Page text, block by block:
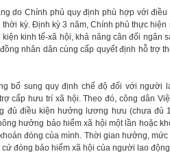
do Chính phủ quy định phù hợp với
kỳ. Định kỳ 3 năm, Chính phủ thực hiện
kinh tế-xã hội, khả năng cân đối ngân
nhân dân cùng cấp quyết định hỗ trợ
bổ sung quy định chế độ đối với người
cấp hưu trí xã hội. Theo đó, công dân
đủ điều kiện hưởng lương hưu (chưa đủ
hưởng bảo hiểm xã hội một lần hoặc
đóng của mình. Thời gian hưởng,
đóng bảo hiểm xã hội của người lao